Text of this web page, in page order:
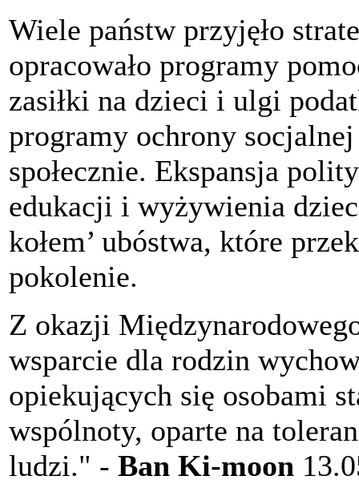
Wiele państw przyjęło
opracowało programy
zasiłki na dzieci i ulgi
programy ochrony
społecznie. Ekspansja
edukacji i wyżywienia
kołem’ ubóstwa, które
pokolenie.
Z okazji
wsparcie dla rodzin
opiekujących się osobami
wspólnoty, oparte na
ludzi." - Ban Ki-moon